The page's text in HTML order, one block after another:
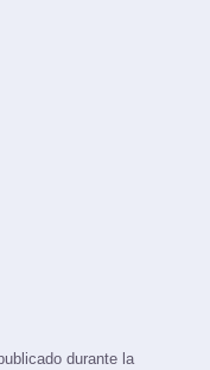
durante la